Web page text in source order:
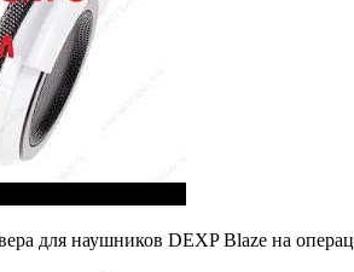
для наушников DEXP Blaze на